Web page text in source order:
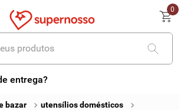
0
produtos
entrega?
bazar
utensílios domésticos